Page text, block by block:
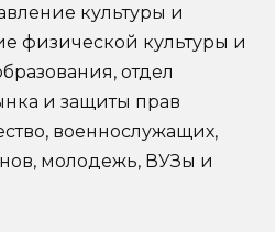
культуры и
физической культуры и
отдел
и защиты прав
военнослужащих,
молодежь, ВУЗы и